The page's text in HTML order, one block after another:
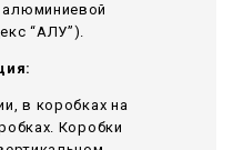
“АЛУ”).
в коробках на
Коробки